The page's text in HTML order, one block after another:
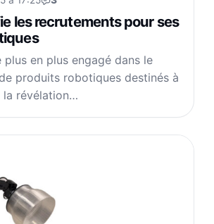
les recrutements pour ses
en plus engagé dans le
produits robotiques destinés à
la révélation…